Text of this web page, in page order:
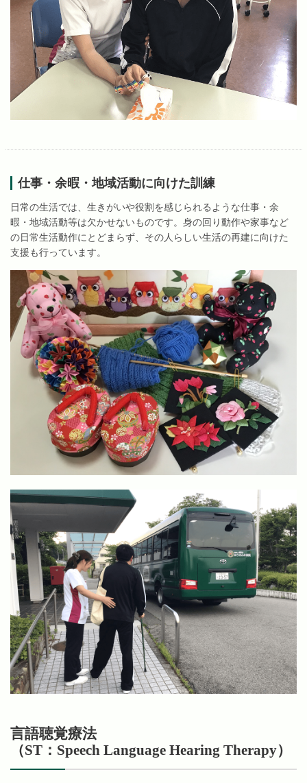
仕事・余暇・地域活動に向けた訓練
日常の生活では、生きがいや役割を感じられるような仕事・余
暇・地域活動等は欠かせないものです。身の回り動作や家事など
の日常生活動作にとどまらず、その人らしい生活の再建に向けた
支援も行っています。
言語聴覚療法
（ST：Speech Language Hearing Therapy）